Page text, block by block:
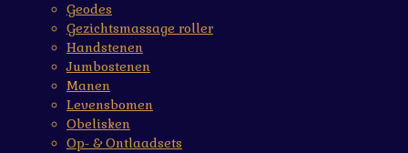
Geodes
Gezichtsmassage roller
Handstenen
Jumbostenen
Manen
Levensbomen
Obelisken
Op- & Ontlaadsets